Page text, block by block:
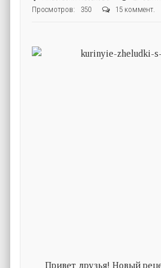
Просмотров: 350
15 коммент.
Привет друзья! Новый